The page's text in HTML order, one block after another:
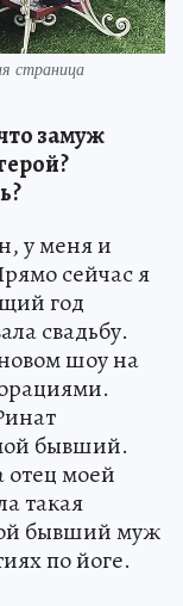
страница
замуж
у меня и
сейчас я
год
свадьбу.
шоу на
бывший.
отец моей
такая
бывший муж
по йоге.